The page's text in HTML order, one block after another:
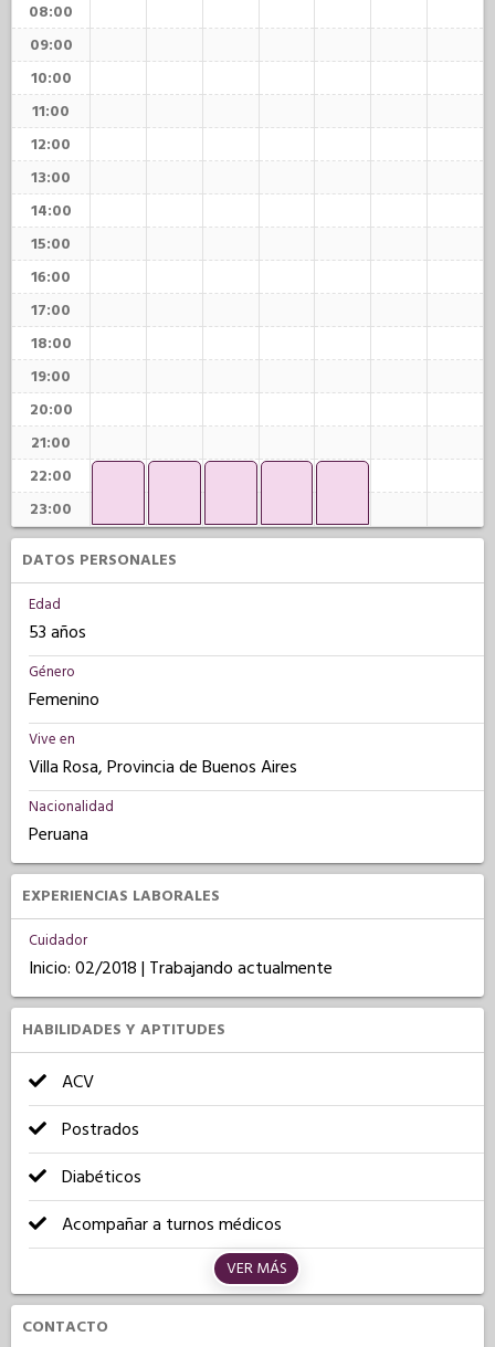
08:00
09:00
10:00
11:00
12:00
13:00
14:00
15:00
16:00
17:00
18:00
19:00
20:00
21:00
22:00
23:00
DATOS PERSONALES
Edad
53 años
Género
Femenino
Vive en
Villa Rosa, Provincia de Buenos Aires
Nacionalidad
Peruana
EXPERIENCIAS LABORALES
Cuidador
Inicio: 02/2018 | Trabajando actualmente
HABILIDADES Y APTITUDES
ACV
Postrados
Diabéticos
Acompañar a turnos médicos
VER MÁS
CONTACTO